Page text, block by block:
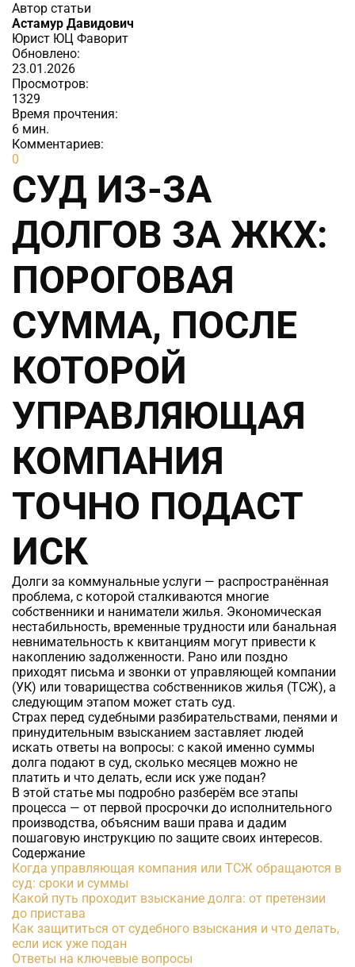
Автор статьи
Астамур Давидович
Юрист ЮЦ Фаворит
Обновлено:
23.01.2026
Просмотров:
1329
Время прочтения:
6 мин.
Комментариев:
0
СУД ИЗ-ЗА
ДОЛГОВ ЗА ЖКХ:
ПОРОГОВАЯ
СУММА, ПОСЛЕ
КОТОРОЙ
УПРАВЛЯЮЩАЯ
КОМПАНИЯ
ТОЧНО ПОДАСТ
ИСК
Долги за коммунальные услуги — распространённая
проблема, с которой сталкиваются многие
собственники и наниматели жилья. Экономическая
нестабильность, временные трудности или банальная
невнимательность к квитанциям могут привести к
накоплению задолженности. Рано или поздно
приходят письма и звонки от управляющей компании
(УК) или товарищества собственников жилья (ТСЖ), а
следующим этапом может стать суд.
Страх перед судебными разбирательствами, пенями и
принудительным взысканием заставляет людей
искать ответы на вопросы: с какой именно суммы
долга подают в суд, сколько месяцев можно не
платить и что делать, если иск уже подан?
В этой статье мы подробно разберём все этапы
процесса — от первой просрочки до исполнительного
производства, объясним ваши права и дадим
пошаговую инструкцию по защите своих интересов.
Содержание
Когда управляющая компания или ТСЖ обращаются в
суд: сроки и суммы
Какой путь проходит взыскание долга: от претензии
до пристава
Как защититься от судебного взыскания и что делать,
если иск уже подан
Ответы на ключевые вопросы